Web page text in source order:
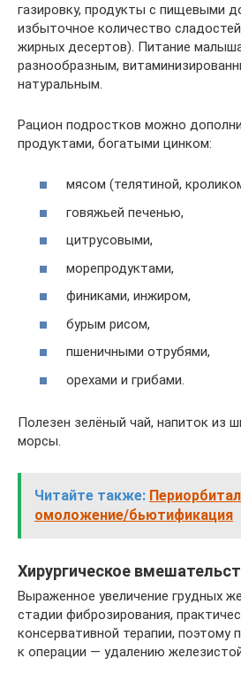
газировку, продукты с пищевыми
избыточное количество
жирных десертов). Питание
разнообразным,
натуральным.
Рацион подростков можно
продуктами, богатыми цинком:
мясом (телятиной,
говяжьей печенью,
цитрусовыми,
морепродуктами,
финиками, инжиром,
бурым рисом,
пшеничными отрубями,
орехами и грибами.
Полезен зелёный чай, напиток из
морсы.
Читайте также:
омоложение/бьютификация
Хирургическое
Выраженное увеличение грудных
стадии фиброзирования,
консервативной терапии, поэтому
к операции — удалению